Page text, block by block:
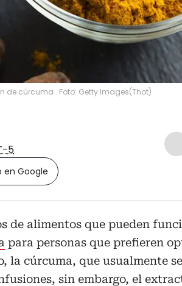
de cúrcuma . Foto: Getty Images(Thot)
5
en Google
de alimentos que pueden
para personas que prefieren
la cúrcuma, que usualmente
sin embargo, el